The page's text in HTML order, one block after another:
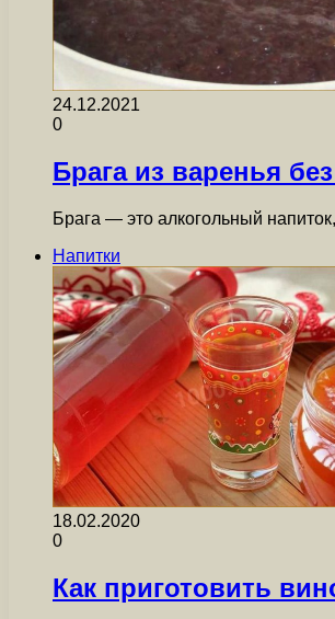
24.12.2021
0
Брага из варенья
Брага — это алкогольный
Напитки
18.02.2020
0
Как приготовить